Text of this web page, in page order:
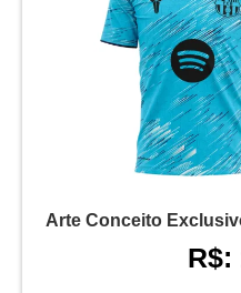
Arte Conceito
R$: